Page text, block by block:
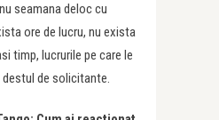
seamana deloc cu
ore de lucru, nu exista
timp, lucrurile pe care le
de solicitante.